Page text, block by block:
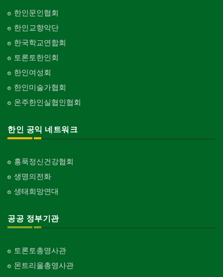
한인문인협회
한인교향악단
한국학교연합회
토론토한인회
한인여성회
한인미술가협회
온주한인실협인협회
한인 공익 네트워크
홍푹정신건강협회
생명의전화
생태희망연대
공공 정부기관
토론토총영사관
몬트리올총영사관